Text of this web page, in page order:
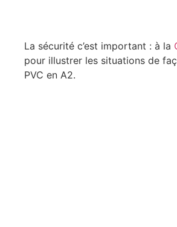
La sécurité c’est important : à la
pour illustrer les situations de
PVC en A2.